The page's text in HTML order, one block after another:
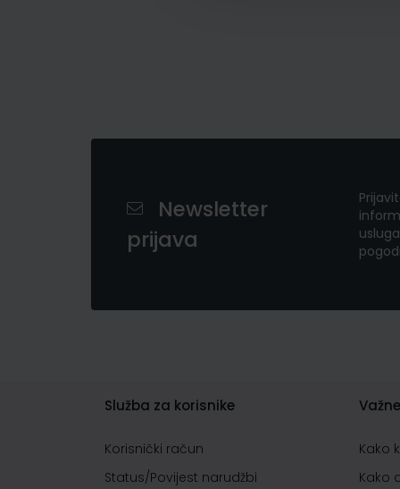
Newsletter
prijava
Služba za korisnike
Korisnički račun
Status/Povijest narudžbi
Kako
Kako